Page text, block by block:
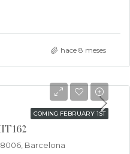
hace 8 meses
COMING FEBRUARY 1ST
Barcelona